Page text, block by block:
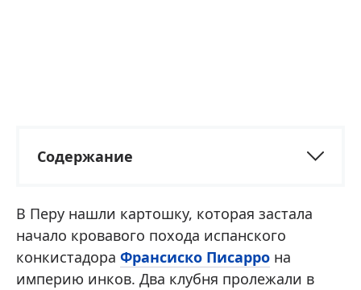
Содержание
В Перу нашли картошку, которая застала
начало кровавого похода испанского
конкистадора Франсиско Писарро на
империю инков. Два клубня пролежали в